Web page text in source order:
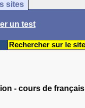
sites
un test
- cours de français